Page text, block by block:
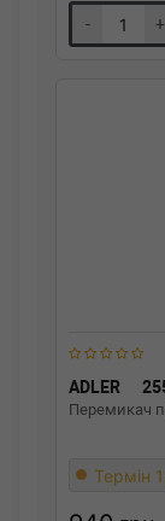
- +
ADLER
Перемикач
Термін